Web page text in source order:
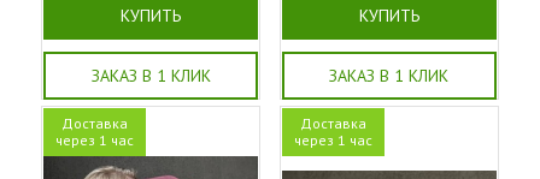
КУПИТЬ
ЗАКАЗ В 1 КЛИК
КУПИТЬ
ЗАКАЗ В 1 КЛИК
Доставка
через 1 час
Доставка
через 1 час